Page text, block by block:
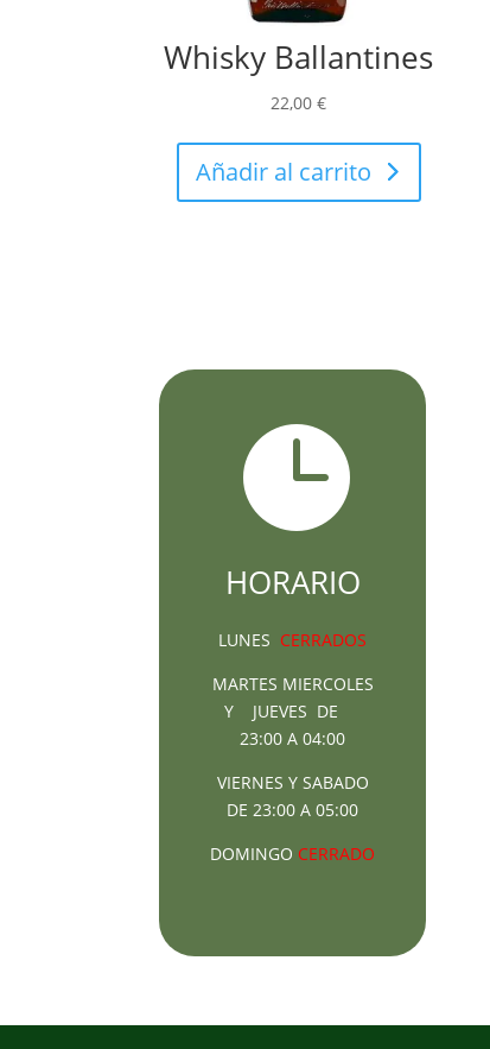
Whisky Ballantines
22,00€
Añadir al carrito

HORARIO
LUNES CERRADOS
MARTES MIERCOLES
Y JUEVES DE
23:00 A 04:00
VIERNES Y SABADO
DE 23:00 A 05:00
DOMINGO CERRADO